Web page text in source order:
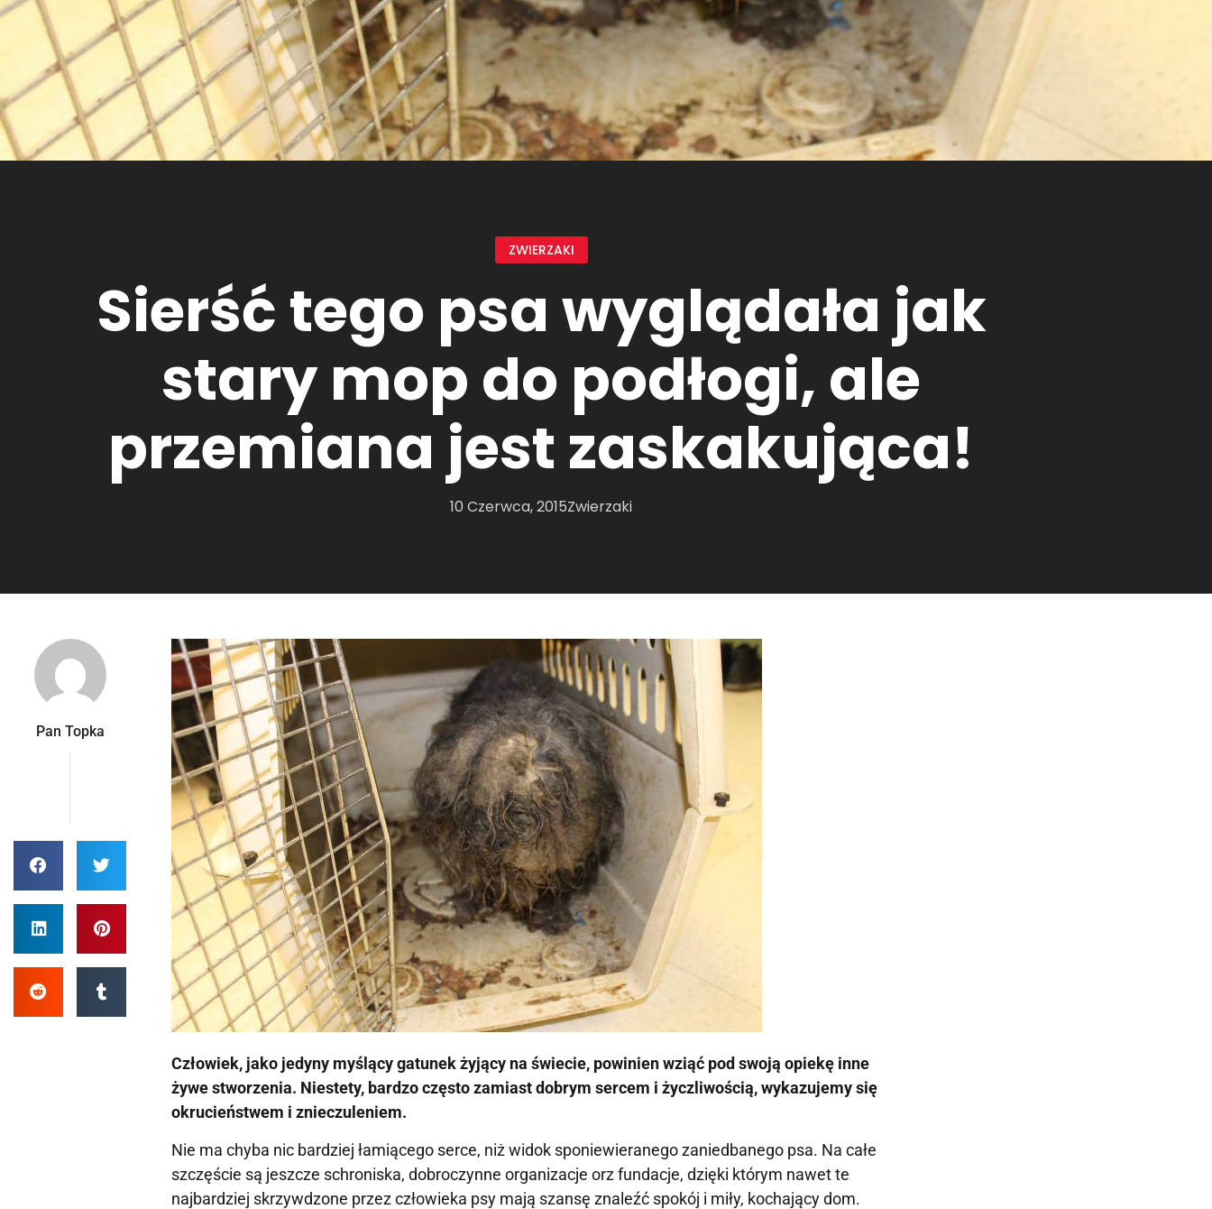
ZWIERZAKI
Sierść tego psa wyglądała jak
stary mop do podłogi, ale
przemiana jest zaskakująca!
10 Czerwca, 2015Zwierzaki
Pan Topka
Człowiek, jako jedyny myślący gatunek żyjący na świecie, powinien wziąć pod swoją opiekę inne
żywe stworzenia. Niestety, bardzo często zamiast dobrym sercem i życzliwością, wykazujemy się
okrucieństwem i znieczuleniem.
Nie ma chyba nic bardziej łamiącego serce, niż widok sponiewieranego zaniedbanego psa. Na całe
szczęście są jeszcze schroniska, dobroczynne organizacje orz fundacje, dzięki którym nawet te
najbardziej skrzywdzone przez człowieka psy mają szansę znaleźć spokój i miły, kochający dom.